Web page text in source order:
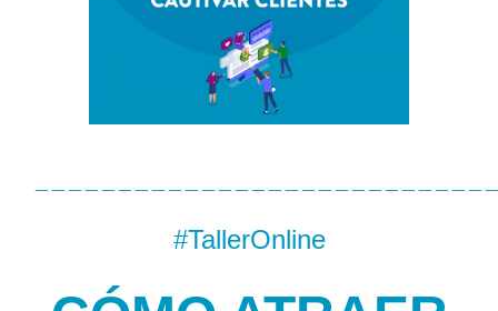
#TallerOnline